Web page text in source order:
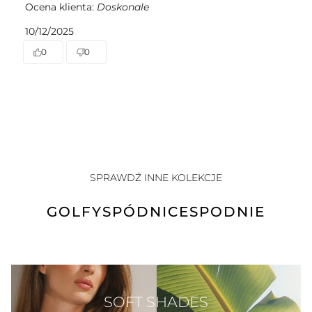
Ocena klienta: Doskonale
10/12/2025
0 0
SPRAWDŹ INNE KOLEKCJE
GOLFYSPÓDNICESPODNIE
SOFT SHADES